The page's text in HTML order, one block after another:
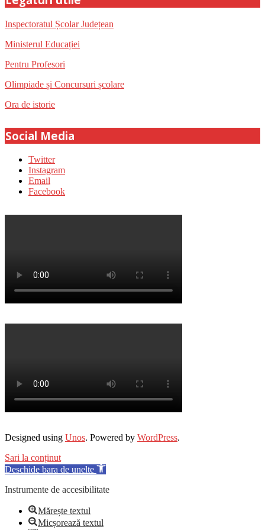
Inspectoratul Școlar Județean
Ministerul Educației
Pentru Profesori
Olimpiade și Concursuri școlare
Ora de istorie
Social Media
Twitter
Instagram
Email
Facebook
Designed using Unos. Powered by WordPress.
Sari la conținut
Deschide bara de unelte
Instrumente de accesibilitate
Mărește textul
Micșorează textul